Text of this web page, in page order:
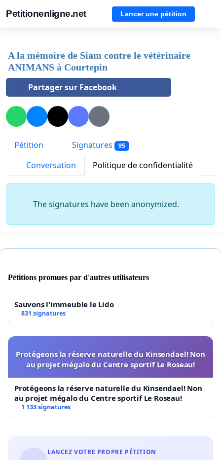
Petitionenligne.net Lancer une pétition
A la mémoire de Siam contre le vétérinaire
ANIMANS à Courtepin
Partager sur Facebook
Pétition Signatures 95
Conversation Politique de confidentialité
The signatures have been anonymized.
Pétitions promues par d'autres utilisateurs
Sauvons l'immeuble le Lido
831 signatures
Protégeons la réserve naturelle du Kinsendael! Non
au projet mégalo du Centre sportif Le Roseau!
Protégeons la réserve naturelle du Kinsendael! Non
au projet mégalo du Centre sportif Le Roseau!
1 133 signatures
LANCEZ VOTRE PROPRE PÉTITION